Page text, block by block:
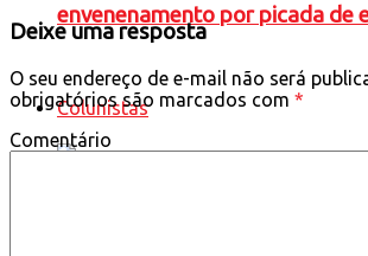
envenenamento por picada de
Colunistas
Deixe uma resposta
O seu endereço de e-mail não será
obrigatórios são marcados com *
Comentário